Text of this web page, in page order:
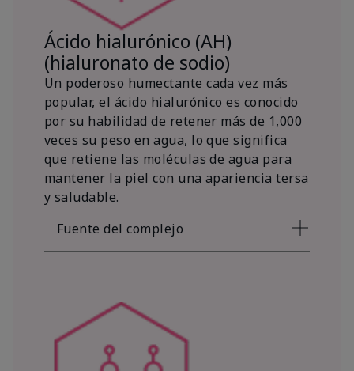
Ácido hialurónico (AH)
(hialuronato de sodio)
Un poderoso humectante cada vez más
popular, el ácido hialurónico es conocido
por su habilidad de retener más de 1,000
veces su peso en agua, lo que significa
que retiene las moléculas de agua para
mantener la piel con una apariencia tersa
y saludable.
Fuente del complejo